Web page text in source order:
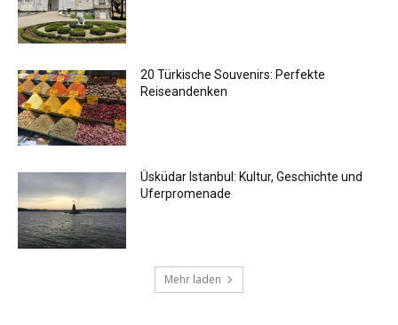
20 Türkische Souvenirs: Perfekte
Reiseandenken
Üsküdar Istanbul: Kultur, Geschichte und
Uferpromenade
Mehr laden